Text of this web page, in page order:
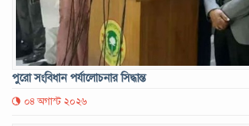
পুরো সংবিধান পর্যালোচনার সিদ্ধান্ত
০৪ অগাস্ট ২০২৬